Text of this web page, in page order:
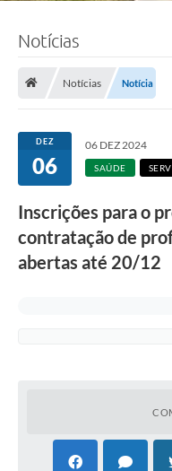
Notícias
Notícias Notícia
DEZ
06
06 DEZ 2024
SAÚDE
Inscrições para o
contratação de
abertas até 20/12